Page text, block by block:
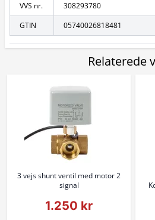
VVS nr.
308293780
GTIN
05740026818481
Relaterede
3 vejs shunt ventil med motor 2
signal
1.250 kr